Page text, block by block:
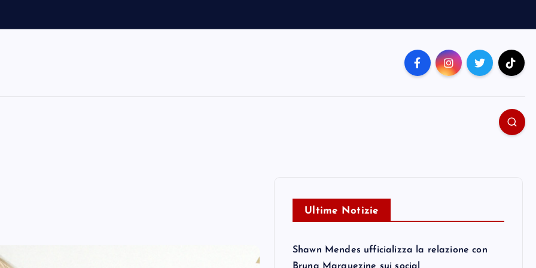
Ultime Notizie
Shawn Mendes ufficializza la relazione con
Bruna Marquezine sui social